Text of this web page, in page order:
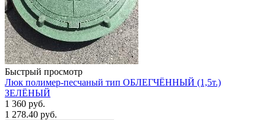
Быстрый просмотр
Люк полимер-песчаный тип ОБЛЕГЧЁННЫЙ (1,5т.)
ЗЕЛЁНЫЙ
1 360 руб.
1 278.40 руб.